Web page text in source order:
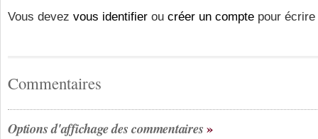
Vous devez vous identifier ou créer un compte pour
Commentaires
Options d'affichage des commentaires